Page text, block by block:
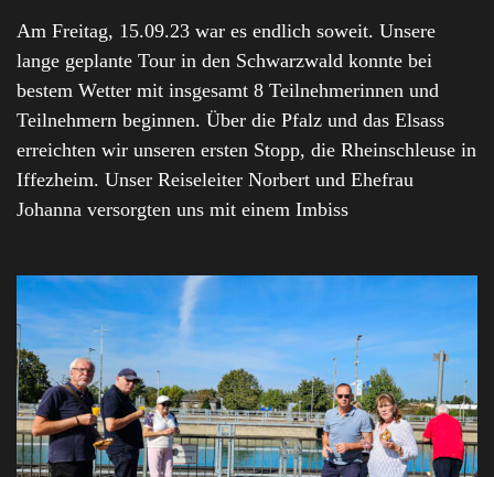
Am Freitag, 15.09.23 war es endlich soweit. Unsere
lange geplante Tour in den Schwarzwald konnte bei
bestem Wetter mit insgesamt 8 Teilnehmerinnen und
Teilnehmern beginnen. Über die Pfalz und das Elsass
erreichten wir unseren ersten Stopp, die Rheinschleuse in
Iffezheim. Unser Reiseleiter Norbert und Ehefrau
Johanna versorgten uns mit einem Imbiss